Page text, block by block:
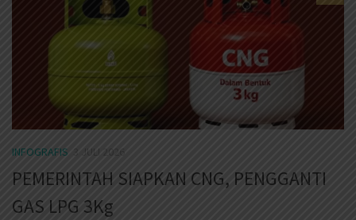
INFOGRAFIS 3 JULI 2026
PEMERINTAH SIAPKAN CNG, PENGGANTI
GAS LPG 3Kg